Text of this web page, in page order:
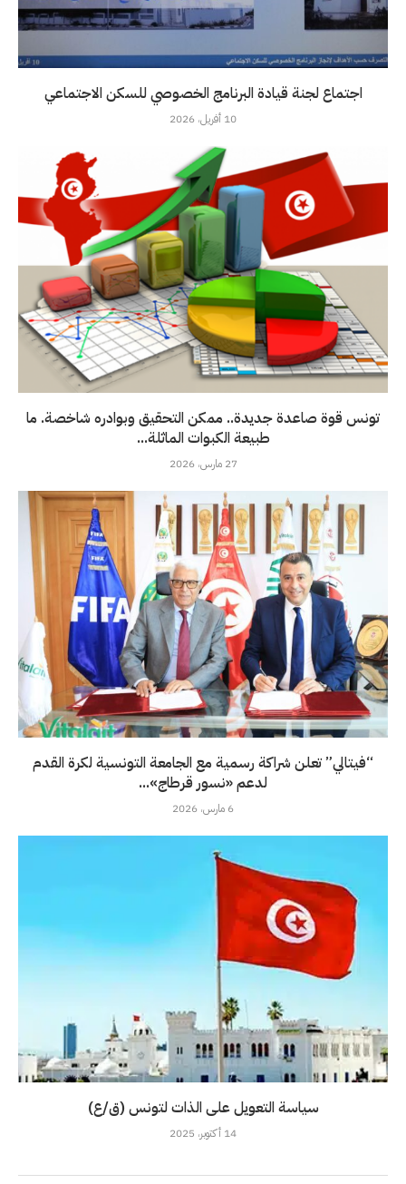
اجتماع لجنة قيادة البرنامج الخصوصي للسكن الاجتماعي
10 أفريل، 2026
تونس قوة صاعدة جديدة.. ممكن التحقيق وبوادره شاخصة. ما
طبيعة الكبوات الماثلة...
27 مارس، 2026
“فيتالي” تعلن شراكة رسمية مع الجامعة التونسية لكرة القدم
لدعم «نسور قرطاج»...
6 مارس، 2026
سياسة التعويل على الذات لتونس (ق/ع)
14 أكتوبر، 2025